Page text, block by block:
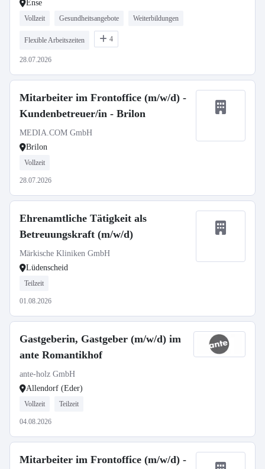
Ense
Vollzeit Gesundheitsangebote Weiterbildungen
Flexible Arbeitszeiten 4
28.07.2026
Mitarbeiter im Frontoffice (m/w/d) -
Kundenbetreuer/in - Brilon
MEDIA.COM GmbH
Brilon
Vollzeit
28.07.2026
Ehrenamtliche Tätigkeit als
Betreuungskraft (m/w/d)
Märkische Kliniken GmbH
Lüdenscheid
Teilzeit
01.08.2026
Gastgeberin, Gastgeber (m/w/d) im
ante Romantikhof
ante-holz GmbH
Allendorf (Eder)
Vollzeit Teilzeit
04.08.2026
Mitarbeiter im Frontoffice (m/w/d) -